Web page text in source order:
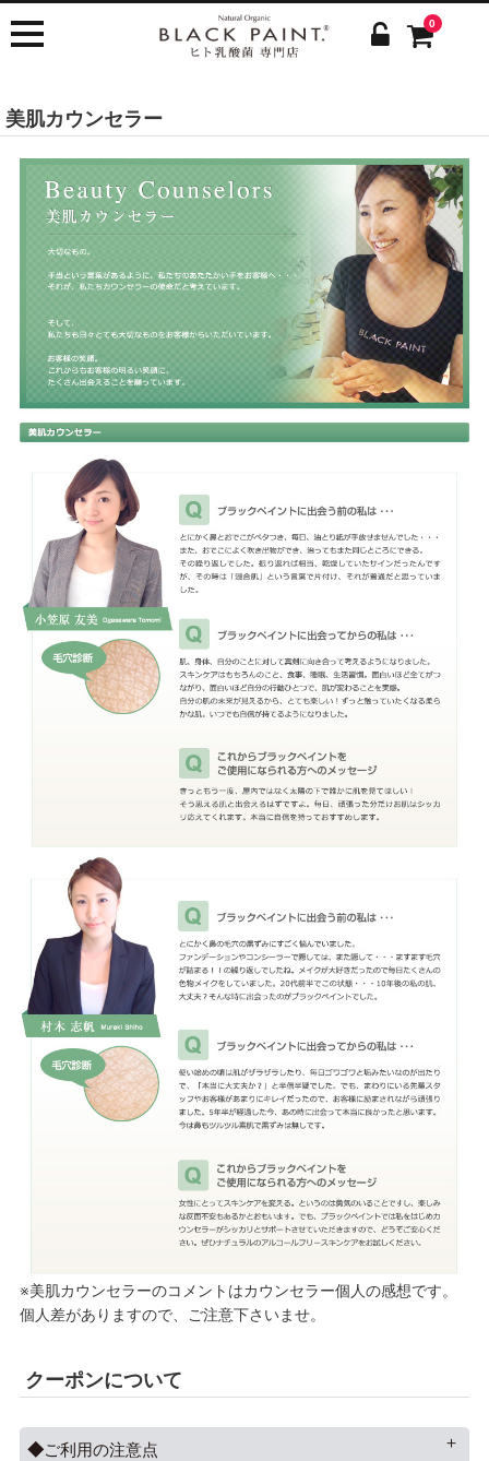
0
美肌カウンセラー
※美肌カウンセラーのコメントはカウンセラー個人の感想です。
個人差がありますので、ご注意下さいませ。
クーポンについて
ご利用の注意点